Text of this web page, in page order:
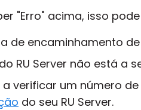
"Erro" acima, isso
de encaminhamento
RU Server não está a
verificar um número
do seu RU Server.